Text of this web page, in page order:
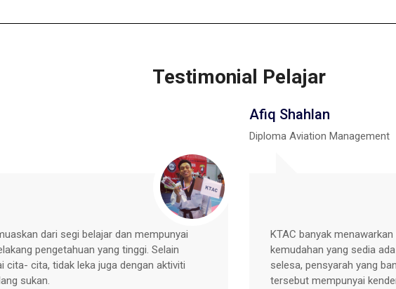
Testimonial Pelajar
bidang yang menarik di kolej dan banyak
bilik kuliah, penginapan yang agak
mengajar. Manakala, di kolej
seperti bas, teksi dan lain-lain. Saya
Haslinda
Diploma Syariah
Saya dari kursus
KTAC kerana dapat
sekali. Kolej selalu
merapatkan lagi